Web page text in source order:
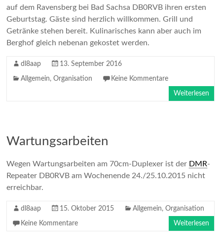
auf dem Ravensberg bei Bad Sachsa DB0RVB ihren ersten
Geburtstag. Gäste sind herzlich willkommen. Grill und
Getränke stehen bereit. Kulinarisches kann aber auch im
Berghof gleich nebenan gekostet werden.
dl8aap 13. September 2016
Allgemein,Organisation Keine Kommentare
Weiterlesen
Wartungsarbeiten
Wegen Wartungsarbeiten am 70cm-Duplexer ist der DMR-
Repeater DB0RVB am Wochenende 24./25.10.2015 nicht
erreichbar.
dl8aap 15. Oktober 2015 Allgemein,Organisation
Keine Kommentare Weiterlesen